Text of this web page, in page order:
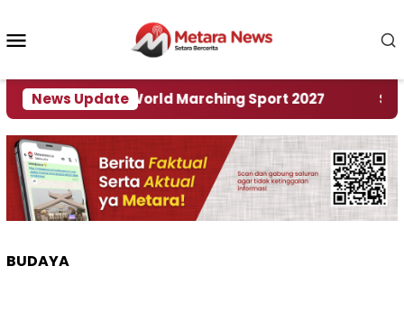
konten
News Update
Rumah World Marching Sport 2027 ‎Soal
BUDAYA